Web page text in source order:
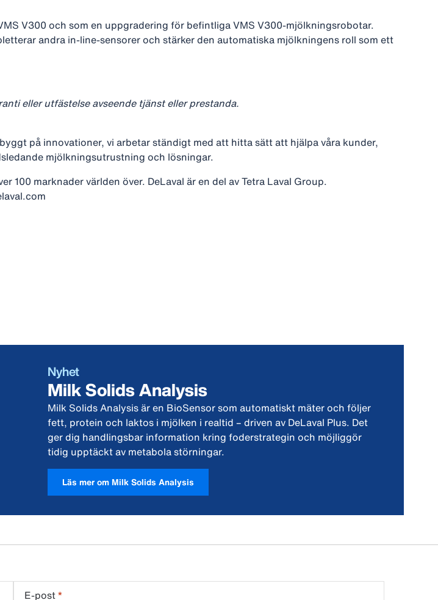
V300 och som en uppgradering för befintliga VMS V300‑mjölkningsrobotar.
andra in‑line‑sensorer och stärker den automatiska mjölkningens roll som ett
eller utfästelse avseende tjänst eller prestanda.
på innovationer, vi arbetar ständigt med att hitta sätt att hjälpa våra kunder,
mjölkningsutrustning och lösningar.
100 marknader världen över. DeLaval är en del av Tetra Laval Group.
Nyhet
Milk Solids Analysis
Milk Solids Analysis är en BioSensor som automatiskt mäter och följer
fett, protein och laktos i mjölken i realtid – driven av DeLaval Plus. Det
ger dig handlingsbar information kring foderstrategin och möjliggör
tidig upptäckt av metabola störningar.
Läs mer om Milk Solids Analysis
E-post*